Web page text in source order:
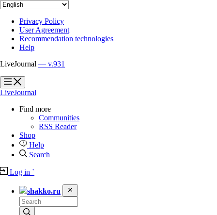
Privacy Policy
User Agreement
Recommendation technologies
Help
LiveJournal — v.931
?
?
LiveJournal
Find more
Communities
RSS Reader
Shop
Help
Search
Log in `
shakko.ru